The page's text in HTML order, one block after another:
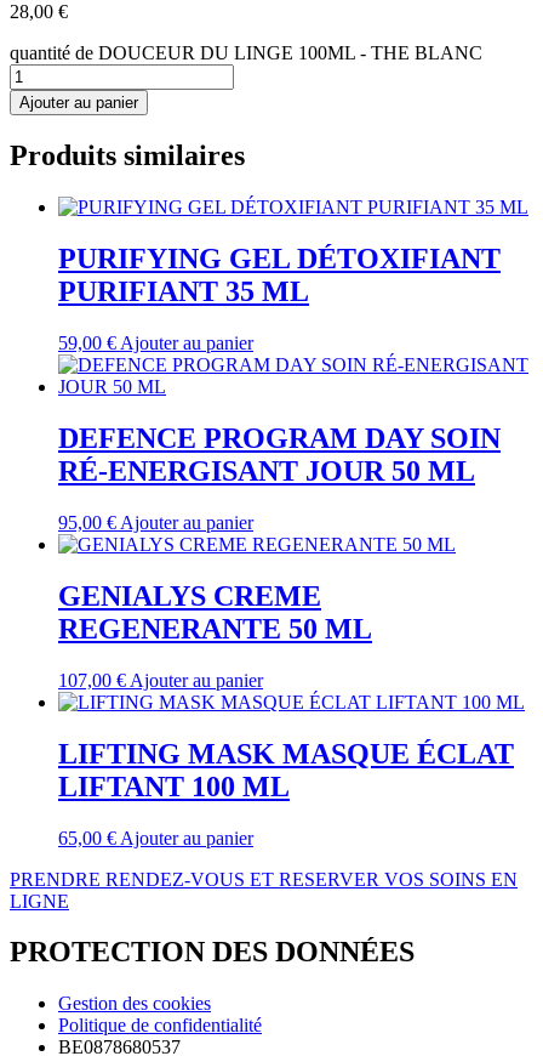
28,00 €
quantité de DOUCEUR DU LINGE 100ML - THE BLANC
Ajouter au panier
Produits similaires
PURIFYING GEL DÉTOXIFIANT
PURIFIANT 35 ML
59,00 € Ajouter au panier
DEFENCE PROGRAM DAY SOIN
RÉ-ENERGISANT JOUR 50 ML
95,00 € Ajouter au panier
GENIALYS CREME
REGENERANTE 50 ML
107,00 € Ajouter au panier
LIFTING MASK MASQUE ÉCLAT
LIFTANT 100 ML
65,00 € Ajouter au panier
PRENDRE RENDEZ-VOUS ET RESERVER VOS SOINS EN
LIGNE
PROTECTION DES DONNÉES
Gestion des cookies
Politique de confidentialité
BE0878680537